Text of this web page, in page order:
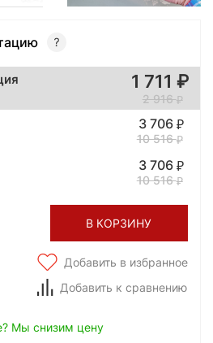
1 711
2 916
3 706
10 516
3 706
10 516
В КОРЗИНУ
Добавить в избранное
Добавить к сравнению
Мы снизим цену